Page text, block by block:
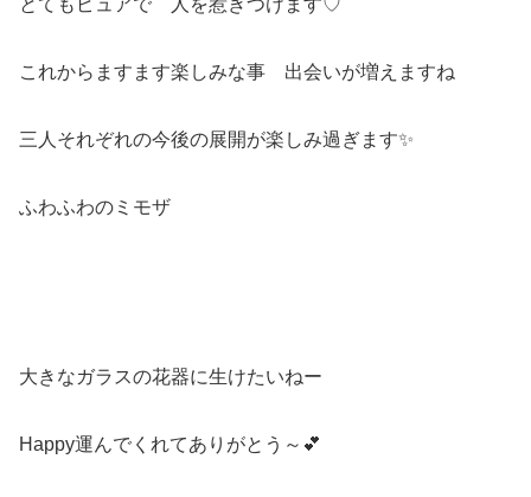
とてもピュアで 人を惹きつけます♡
これからますます楽しみな事 出会いが増えますね
三人それぞれの今後の展開が楽しみ過ぎます✨
ふわふわのミモザ
大きなガラスの花器に生けたいねー
Happy運んでくれてありがとう～💕